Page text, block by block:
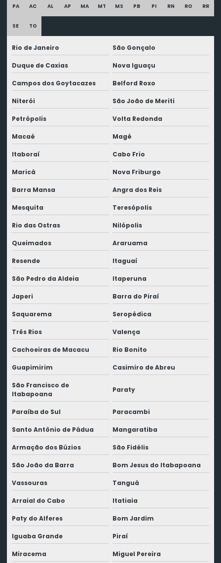
PA AC AL AP MA MT MS PB PI RN RO RR
SE TO
Rio de Janeiro São Gonçalo
Duque de Caxias Nova Iguaçu
Campos dos Goytacazes Belford Roxo
Niterói São João de Meriti
Petrópolis Volta Redonda
Macaé Magé
Itaboraí Cabo Frio
Maricá Nova Friburgo
Barra Mansa Angra dos Reis
Mesquita Teresópolis
Rio das Ostras Nilópolis
Queimados Araruama
Resende Itaguaí
São Pedro da Aldeia Itaperuna
Japeri Barra do Piraí
Saquarema Seropédica
Três Rios Valença
Cachoeiras de Macacu Rio Bonito
Guapimirim Casimiro de Abreu
São Francisco de
Itabapoana
Paraty
Paraíba do Sul Paracambi
Santo Antônio de Pádua Mangaratiba
Armação dos Búzios São Fidélis
São João da Barra Bom Jesus do Itabapoana
Vassouras Tanguá
Arraial do Cabo Itatiaia
Paty do Alferes Bom Jardim
Iguaba Grande Piraí
Miracema Miguel Pereira